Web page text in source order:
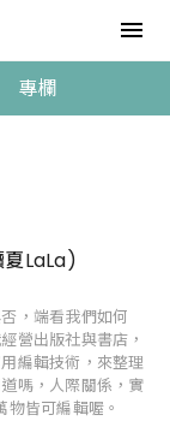
專欄
LaLa)
，端看我們如何
營出版社與書店，
編輯技術，來整理
嗎，人際關係，實
皆可編輯喔。